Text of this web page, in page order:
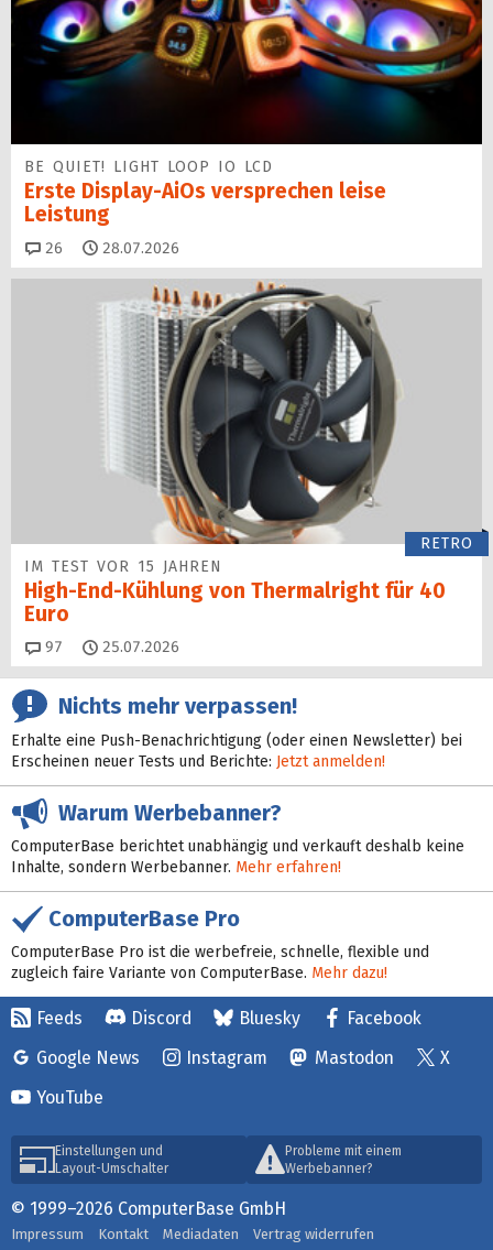
BE QUIET! LIGHT LOOP IO LCD
Erste Display-AiOs versprechen leise
Leistung
26 Kommentare
28.07.2026
RETRO
IM TEST VOR 15 JAHREN
High-End-Kühlung von Thermalright für 40
Euro
97 Kommentare
25.07.2026
Nichts mehr verpassen!
Erhalte eine Push-Benachrichtigung (oder einen Newsletter) bei
Erscheinen neuer Tests und Berichte: Jetzt anmelden!
Warum Werbebanner?
ComputerBase berichtet unabhängig und verkauft deshalb keine
Inhalte, sondern Werbebanner. Mehr erfahren!
ComputerBase Pro
ComputerBase Pro ist die werbefreie, schnelle, flexible und
zugleich faire Variante von ComputerBase. Mehr dazu!
Feeds Discord Bluesky
Facebook
Google News
Instagram Mastodon
X
YouTube
Einstellungen und
Layout-Umschalter
Probleme mit einem
Werbebanner?
© 1999–2026 ComputerBase GmbH
Impressum Kontakt Mediadaten
Vertrag widerrufen